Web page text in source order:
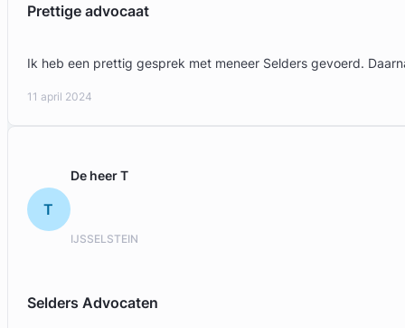
Prettige advocaat
Ik heb een prettig gesprek met meneer Selders gevoerd.
11 april 2024
T
De heer T
IJSSELSTEIN
Selders Advocaten